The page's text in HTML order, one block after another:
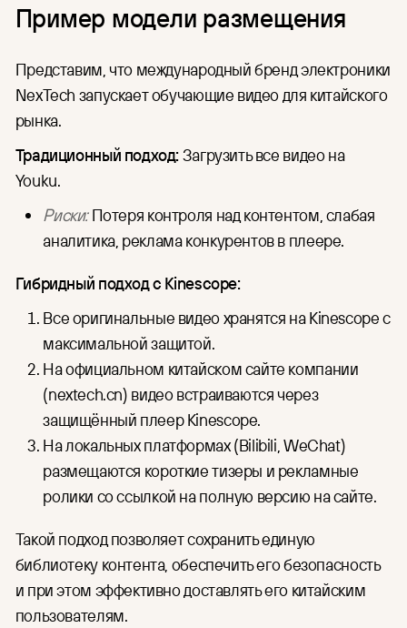
Пример модели размещения
Представим, что международный бренд электроники
NexTech запускает обучающие видео для китайского
рынка.
Традиционный подход:Загрузить все видео на
Youku.
Риски:Потеря контроля над контентом, слабая
аналитика, реклама конкурентов в плеере.
Гибридный подход с Kinescope:
Все оригинальные видео хранятся на Kinescope с
максимальной защитой.
На официальном китайском сайте компании
(nextech.cn) видео встраиваются через
защищённый плеер Kinescope.
На локальных платформах (Bilibili, WeChat)
размещаются короткие тизеры и рекламные
ролики со ссылкой на полную версию на сайте.
Такой подход позволяет сохранить единую
библиотеку контента, обеспечить его безопасность
и при этом эффективно доставлять его китайским
пользователям.